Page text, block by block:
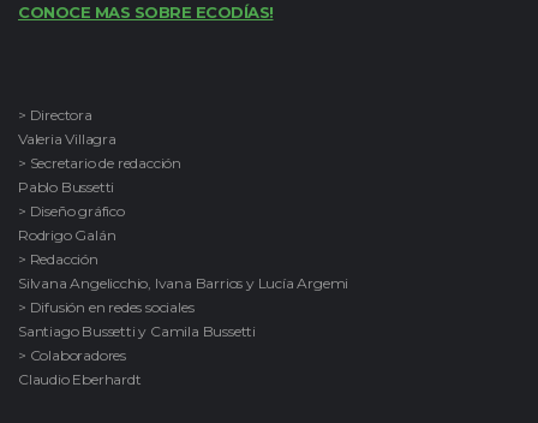
CONOCE MAS SOBRE ECODÍAS!
> Directora
Valeria Villagra
> Secretario de redacción
Pablo Bussetti
> Diseño gráfico
Rodrigo Galán
> Redacción
Silvana Angelicchio, Ivana Barrios y Lucía Argemi
> Difusión en redes sociales
Santiago Bussetti y Camila Bussetti
> Colaboradores
Claudio Eberhardt